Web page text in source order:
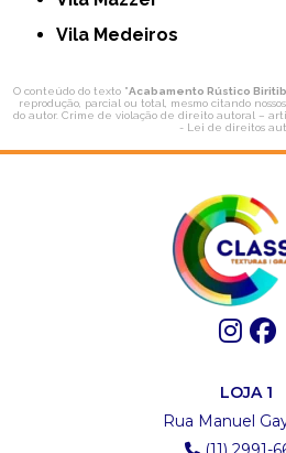
Vila Medeiros
O conteúdo do texto "Acabamento Rústico
reprodução, parcial ou total, mesmo citando
do autor. Crime de violação de direito autoral –
- Lei de direitos
LOJA 1
Rua Manuel